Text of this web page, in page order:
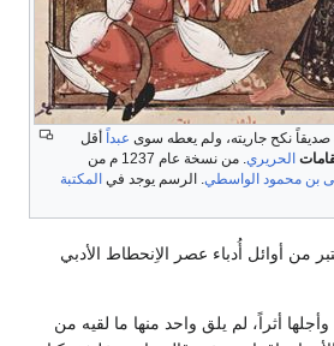
صديقاً نكح جاريته، ولم يعطه سوى عبداً
أقل
الحريري. من نسخة عام 1237 م من
بن محمود الواسطي. الرسم يوجد في المكتبة
من أوائل أُدباء عصر الاِنحطاط الأدبي
أثراً، لم يلق واحد منها ما لقيه من